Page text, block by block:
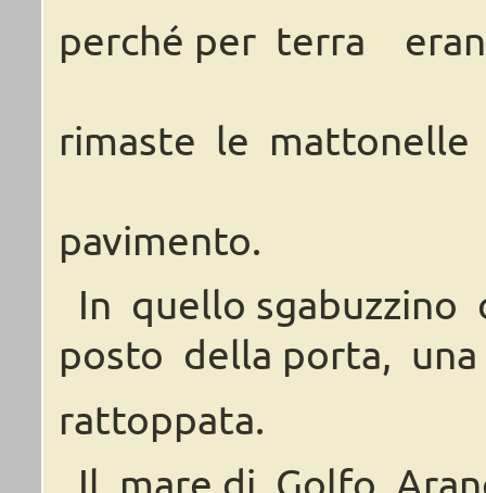
perché per terra
rimaste le mattonelle
pavimento.
In quello sgabuzzino
posto della porta, una
rattoppata.
Il mare di Golfo